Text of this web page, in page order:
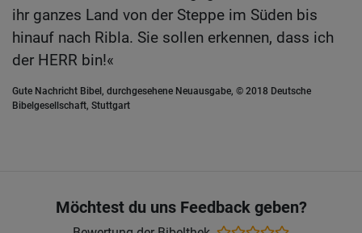
ihr ganzes Land von der Steppe im Süden bis
hinauf nach Ribla. Sie sollen erkennen, dass ich
der HERR bin!«
Gute Nachricht Bibel, durchgesehene Neuausgabe, © 2018 Deutsche
Bibelgesellschaft, Stuttgart
Möchtest du uns Feedback geben?